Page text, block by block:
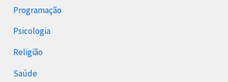
Programação
Psicologia
Religião
Saúde